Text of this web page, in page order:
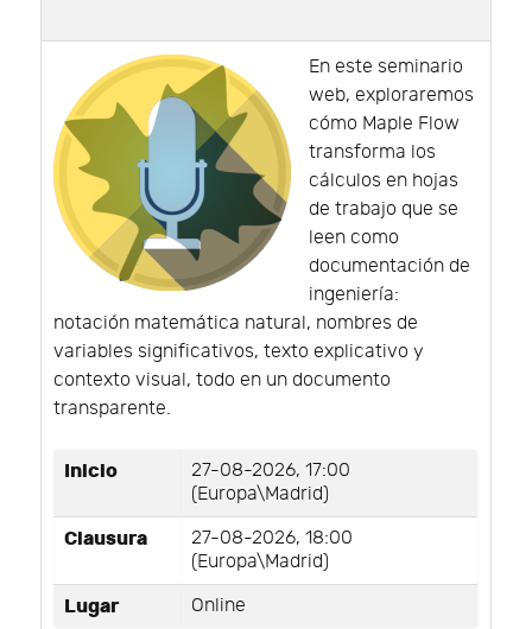
En este seminario
web, exploraremos
cómo Maple Flow
transforma los
cálculos en hojas
de trabajo que se
leen como
documentación de
ingeniería:
notación matemática natural, nombres de
variables significativos, texto explicativo y
contexto visual, todo en un documento
transparente.
Inicio
27-08-2026, 17:00
(Europa\Madrid)
Clausura
27-08-2026, 18:00
(Europa\Madrid)
Lugar Online